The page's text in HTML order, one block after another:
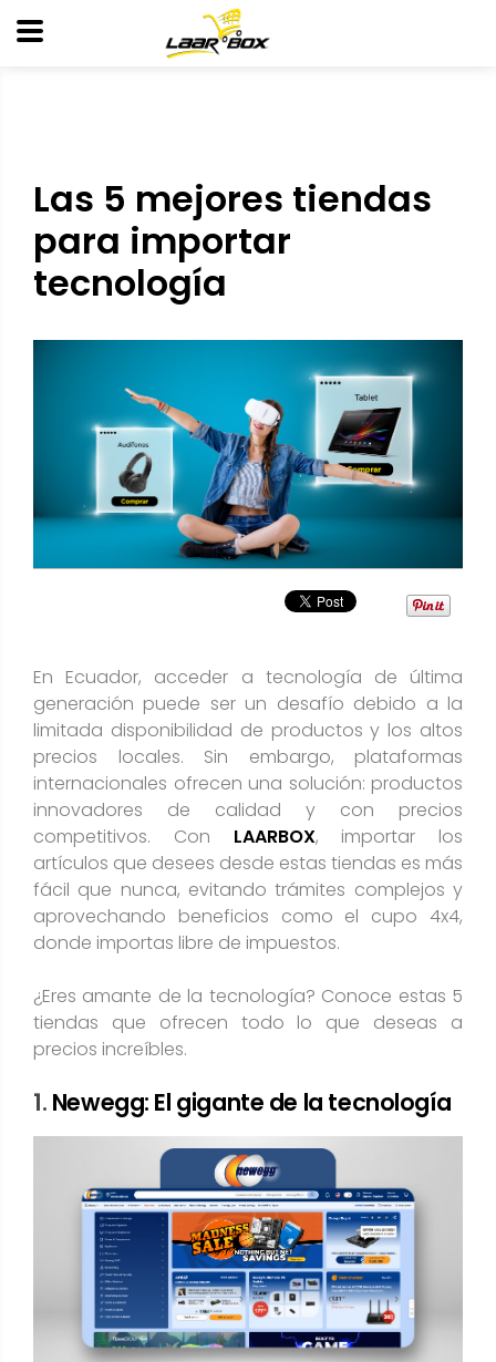
Las 5 mejores tiendas
para importar
tecnología
En Ecuador, acceder a tecnología de última
generación puede ser un desafío debido a la
limitada disponibilidad de productos y los altos
precios locales. Sin embargo, plataformas
internacionales ofrecen una solución: productos
innovadores de calidad y con precios
competitivos. Con
LAARBOX, importar los
artículos que desees desde estas tiendas es más
fácil que nunca, evitando trámites complejos y
aprovechando beneficios como el cupo 4x4,
donde importas libre de impuestos.
¿Eres amante de la tecnología? Conoce estas 5
tiendas que ofrecen todo lo que deseas a
precios increíbles.
1. Newegg: El gigante de la tecnología